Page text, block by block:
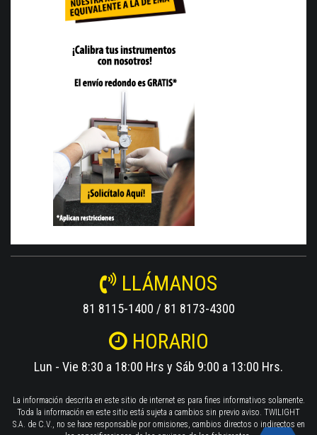
LLÁMANOS
81 8115-1400 / 81 8173-4300
HORARIO
Lun - Vie 8:30 a 18:00 Hrs y Sáb 9:00 a 13:00 Hrs.
La información descrita en este sitio de internet es para fines informativos solamente.
Toda la información en este sitio está sujeta a cambios sin previo aviso. TWILIGHT
S.A. de C.V., no se hace responsable por omisiones, cambios directos o indirectos en